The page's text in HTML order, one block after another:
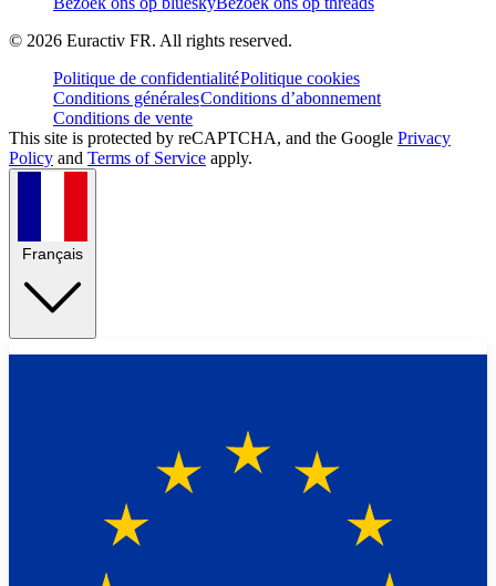
© 2026 Euractiv FR. All rights reserved.
Politique de confidentialitéPolitique cookies
Conditions généralesConditions d’abonnement
Conditions de vente
This site is protected by reCAPTCHA, and the Google Privacy
Policy and Terms of Service apply.
Français